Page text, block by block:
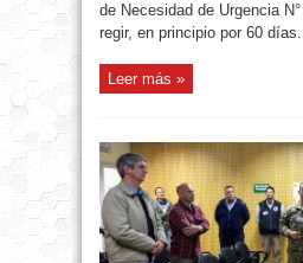
de Necesidad de Urgencia
regir, en principio por 60
Leer más »